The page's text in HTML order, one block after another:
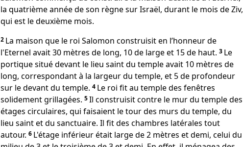
la quatrième année de son règne sur Israël, durant le mois de Ziv,
qui est le deuxième mois.
2 La maison que le roi Salomon construisit en l’honneur de
l'Eternel avait 30 mètres de long, 10 de large et 15 de haut. 3 Le
portique situé devant le lieu saint du temple avait 10 mètres de
long, correspondant à la largeur du temple, et 5 de profondeur
sur le devant du temple. 4 Le roi fit au temple des fenêtres
solidement grillagées. 5Il construisit contre le mur du temple des
étages circulaires, qui faisaient le tour des murs du temple, du
lieu saint et du sanctuaire. Il fit des chambres latérales tout
autour. 6 L'étage inférieur était large de 2 mètres et demi, celui du